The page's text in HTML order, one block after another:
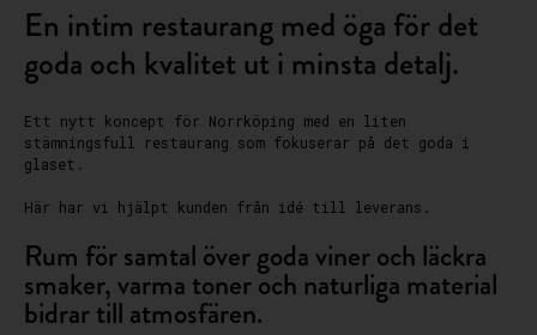
En intim restaurang med öga för det
goda och kvalitet ut i minsta detalj.
Ett nytt koncept för Norrköping med en liten
stämningsfull restaurang som fokuserar på det goda i
glaset.
Här har vi hjälpt kunden från idé till leverans.
Rum för samtal över goda viner och läckra
smaker, varma toner och naturliga material
bidrar till atmosfären.